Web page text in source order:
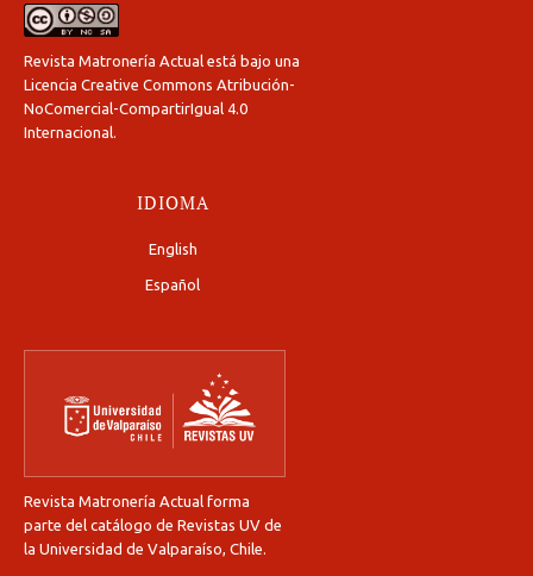
Revista Matronería Actual está bajo una
Licencia Creative Commons Atribución-
NoComercial-CompartirIgual 4.0
Internacional.
IDIOMA
English
Español
Revista Matronería Actual forma
parte del catálogo de Revistas UV de
la Universidad de Valparaíso, Chile.